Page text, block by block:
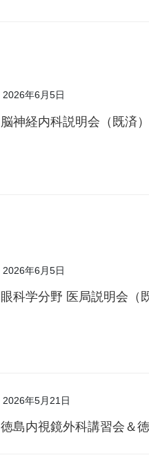
2026年6月5日
脳神経内科説明会（既済）
2026年6月5日
眼科学分野 医局説明会（
2026年5月21日
徳島内視鏡外科講習会＆